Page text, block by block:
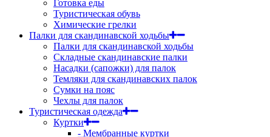
Готовка еды
Туристическая обувь
Химические грелки
Палки для скандинавской ходьбы
Палки для скандинавской ходьбы
Складные скандинавские палки
Насадки (сапожки) для палок
Темляки для скандинавских палок
Сумки на пояс
Чехлы для палок
Туристическая одежда
Куртки
- Мембранные куртки